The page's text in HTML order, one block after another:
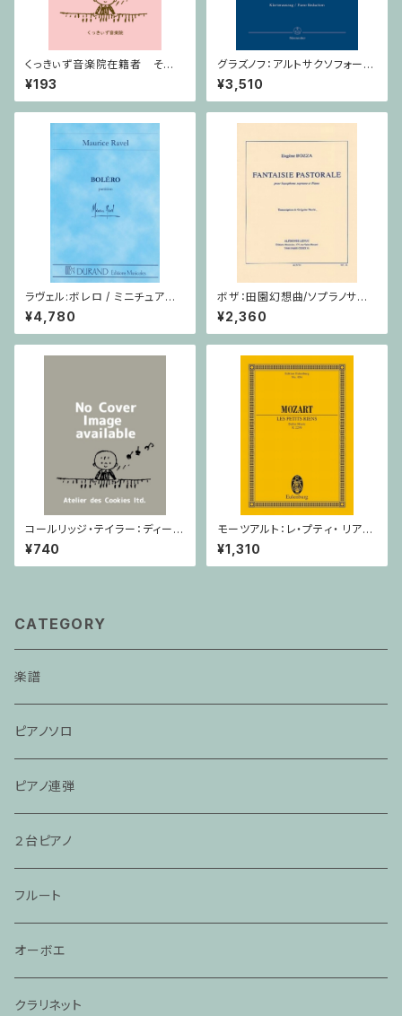
くっきぃず音楽院在籍者 その
他のご利用支払用商品 ５せん
ノート
¥193
グラズノフ：アルトサクソフォーン
と弦楽オーケストラのための 協
奏曲 変ホ長調 Op. 109 / サク
ソフォーンとピアノ
¥3,510
ラヴェル:ボレロ / ミニチュアス
コア
¥4,780
ボザ：田園幻想曲/ソプラノサク
ソフォーン・ピアノ
¥2,360
コールリッジ・テイラー：ディープ
リバー Op.59,No.10 / ヴァイオ
リン・ピアノ
¥740
モーツアルト：レ・プティ・ リア
ン/ミニチュアスコア
¥1,310
CATEGORY
楽譜
ピアノソロ
ピアノ連弾
２台ピアノ
フルート
オーボエ
クラリネット